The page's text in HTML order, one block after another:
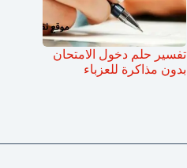
تفسير حلم دخول الامتحان
بدون مذاكرة للعزباء